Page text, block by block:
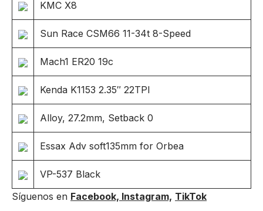
KMC X8
Sun Race CSM66 11-34t 8-Speed
Mach1 ER20 19c
Kenda K1153 2.35″ 22TPI
Alloy, 27.2mm, Setback 0
Essax Adv soft135mm for Orbea
VP-537 Black
Síguenos en Facebook, Instagram, TikTok